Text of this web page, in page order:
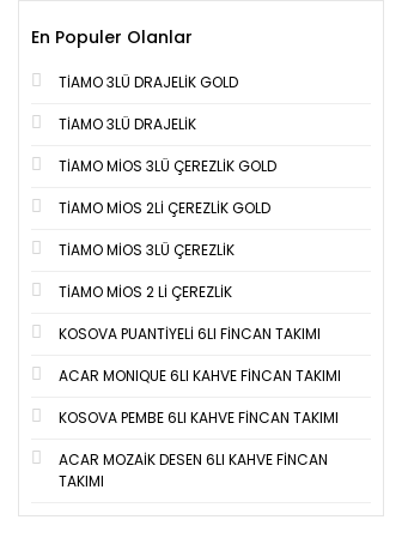
En Populer Olanlar
TİAMO 3LÜ DRAJELİK GOLD
TİAMO 3LÜ DRAJELİK
TİAMO MİOS 3LÜ ÇEREZLİK GOLD
TİAMO MİOS 2Lİ ÇEREZLİK GOLD
TİAMO MİOS 3LÜ ÇEREZLİK
TİAMO MİOS 2 Lİ ÇEREZLİK
KOSOVA PUANTİYELİ 6LI FİNCAN TAKIMI
ACAR MONIQUE 6LI KAHVE FİNCAN TAKIMI
KOSOVA PEMBE 6LI KAHVE FİNCAN TAKIMI
ACAR MOZAİK DESEN 6LI KAHVE FİNCAN
TAKIMI